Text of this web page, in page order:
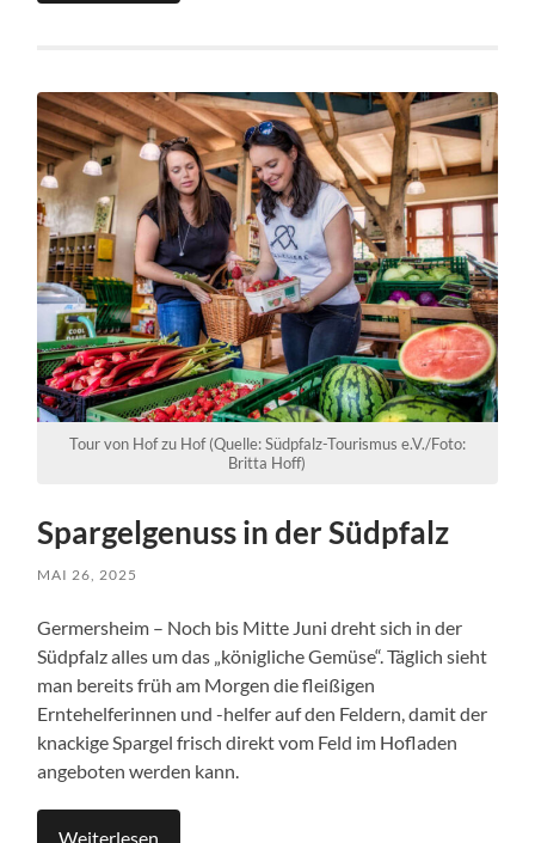
Tour von Hof zu Hof (Quelle: Südpfalz-Tourismus e.V./Foto:
Britta Hoff)
Spargelgenuss in der Südpfalz
MAI 26, 2025
Germersheim – Noch bis Mitte Juni dreht sich in der
Südpfalz alles um das „königliche Gemüse“. Täglich sieht
man bereits früh am Morgen die fleißigen
Erntehelferinnen und -helfer auf den Feldern, damit der
knackige Spargel frisch direkt vom Feld im Hofladen
angeboten werden kann.
Weiterlesen